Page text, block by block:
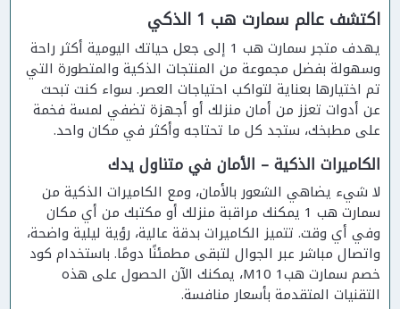
اكتشف عالم سمارت هب 1 الذكي
يهدف متجر سمارت هب 1 إلى جعل حياتك اليومية أكثر راحة
وسهولة بفضل مجموعة من المنتجات الذكية والمتطورة التي
تم اختيارها بعناية لتواكب احتياجات العصر. سواء كنت تبحث
عن أدوات تعزز من أمان منزلك أو أجهزة تضفي لمسة فخمة
على مطبخك، ستجد كل ما تحتاجه وأكثر في مكان واحد.
الكاميرات الذكية – الأمان في متناول يدك
لا شيء يضاهي الشعور بالأمان، ومع الكاميرات الذكية من
سمارت هب 1 يمكنك مراقبة منزلك أو مكتبك من أي مكان
وفي أي وقت. تتميز الكاميرات بدقة عالية، رؤية ليلية واضحة،
واتصال مباشر عبر الجوال لتبقى مطمئنًا دومًا. باستخدام كود
خصم سمارت هب1 M10، يمكنك الآن الحصول على هذه
التقنيات المتقدمة بأسعار منافسة.